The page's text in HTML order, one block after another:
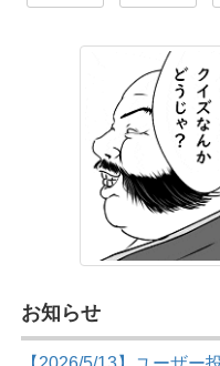
お知らせ